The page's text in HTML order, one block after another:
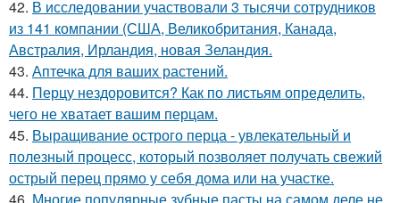
42. В исследовании участвовали 3 тысячи сотрудников
из 141 компании (США, Великобритания, Канада,
Австралия, Ирландия, новая Зеландия.
43. Аптечка для ваших растений.
44. Перцу нездоровится? Как по листьям определить,
чего не хватает вашим перцам.
45. Выращивание острого перца - увлекательный и
полезный процесс, который позволяет получать свежий
острый перец прямо у себя дома или на участке.